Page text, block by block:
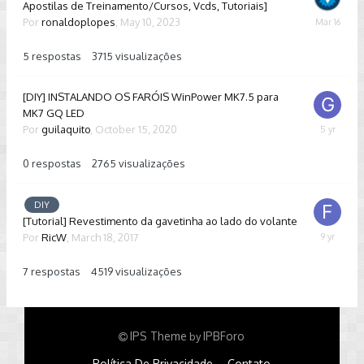
Apostilas de Treinamento/Cursos, Vcds, Tutoriais]
Por ronaldoplopes May 10, 2023
5 respostas 3715 visualizações
March
[DIY] INSTALANDO OS FARÓIS WinPower MK7.5 para
MK7 GQ LED
Por guilaquito October 15, 2020
0 respostas 2765 visualizações
October
DIY
[Tutorial] Revestimento da gavetinha ao lado do volante
Por RicW March 18, 2017
7 respostas 4519visualizações
April
IPS Theme byIPBForo